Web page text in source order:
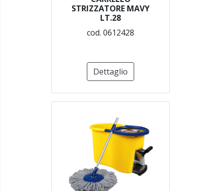
STRIZZATORE MAVY
LT.28
cod. 0612428
Dettaglio